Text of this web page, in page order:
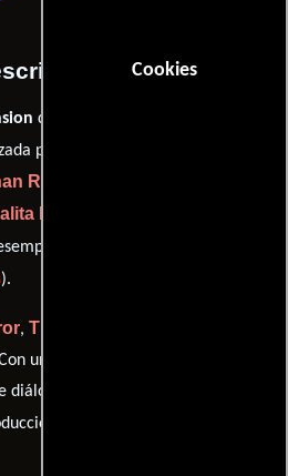
Cookies
del año 2009, está dirigida por
por
Rhodes
Rainford
el papel de Malcolm
).
, Thriller
una duración de 01 hr 31 min (91
diálogos originales en
ha sido compuesta por